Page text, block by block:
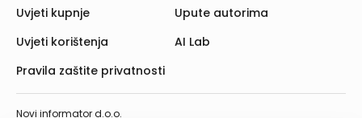
Novi informator d.o.o.
Uvjeti kupnje
Uvjeti korištenja
Pravila zaštite privatnosti
Upute autorima
AI Lab